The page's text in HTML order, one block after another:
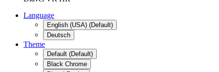
Language
English (USA) (Default)
Deutsch
Theme
Default (Default)
Black Chrome